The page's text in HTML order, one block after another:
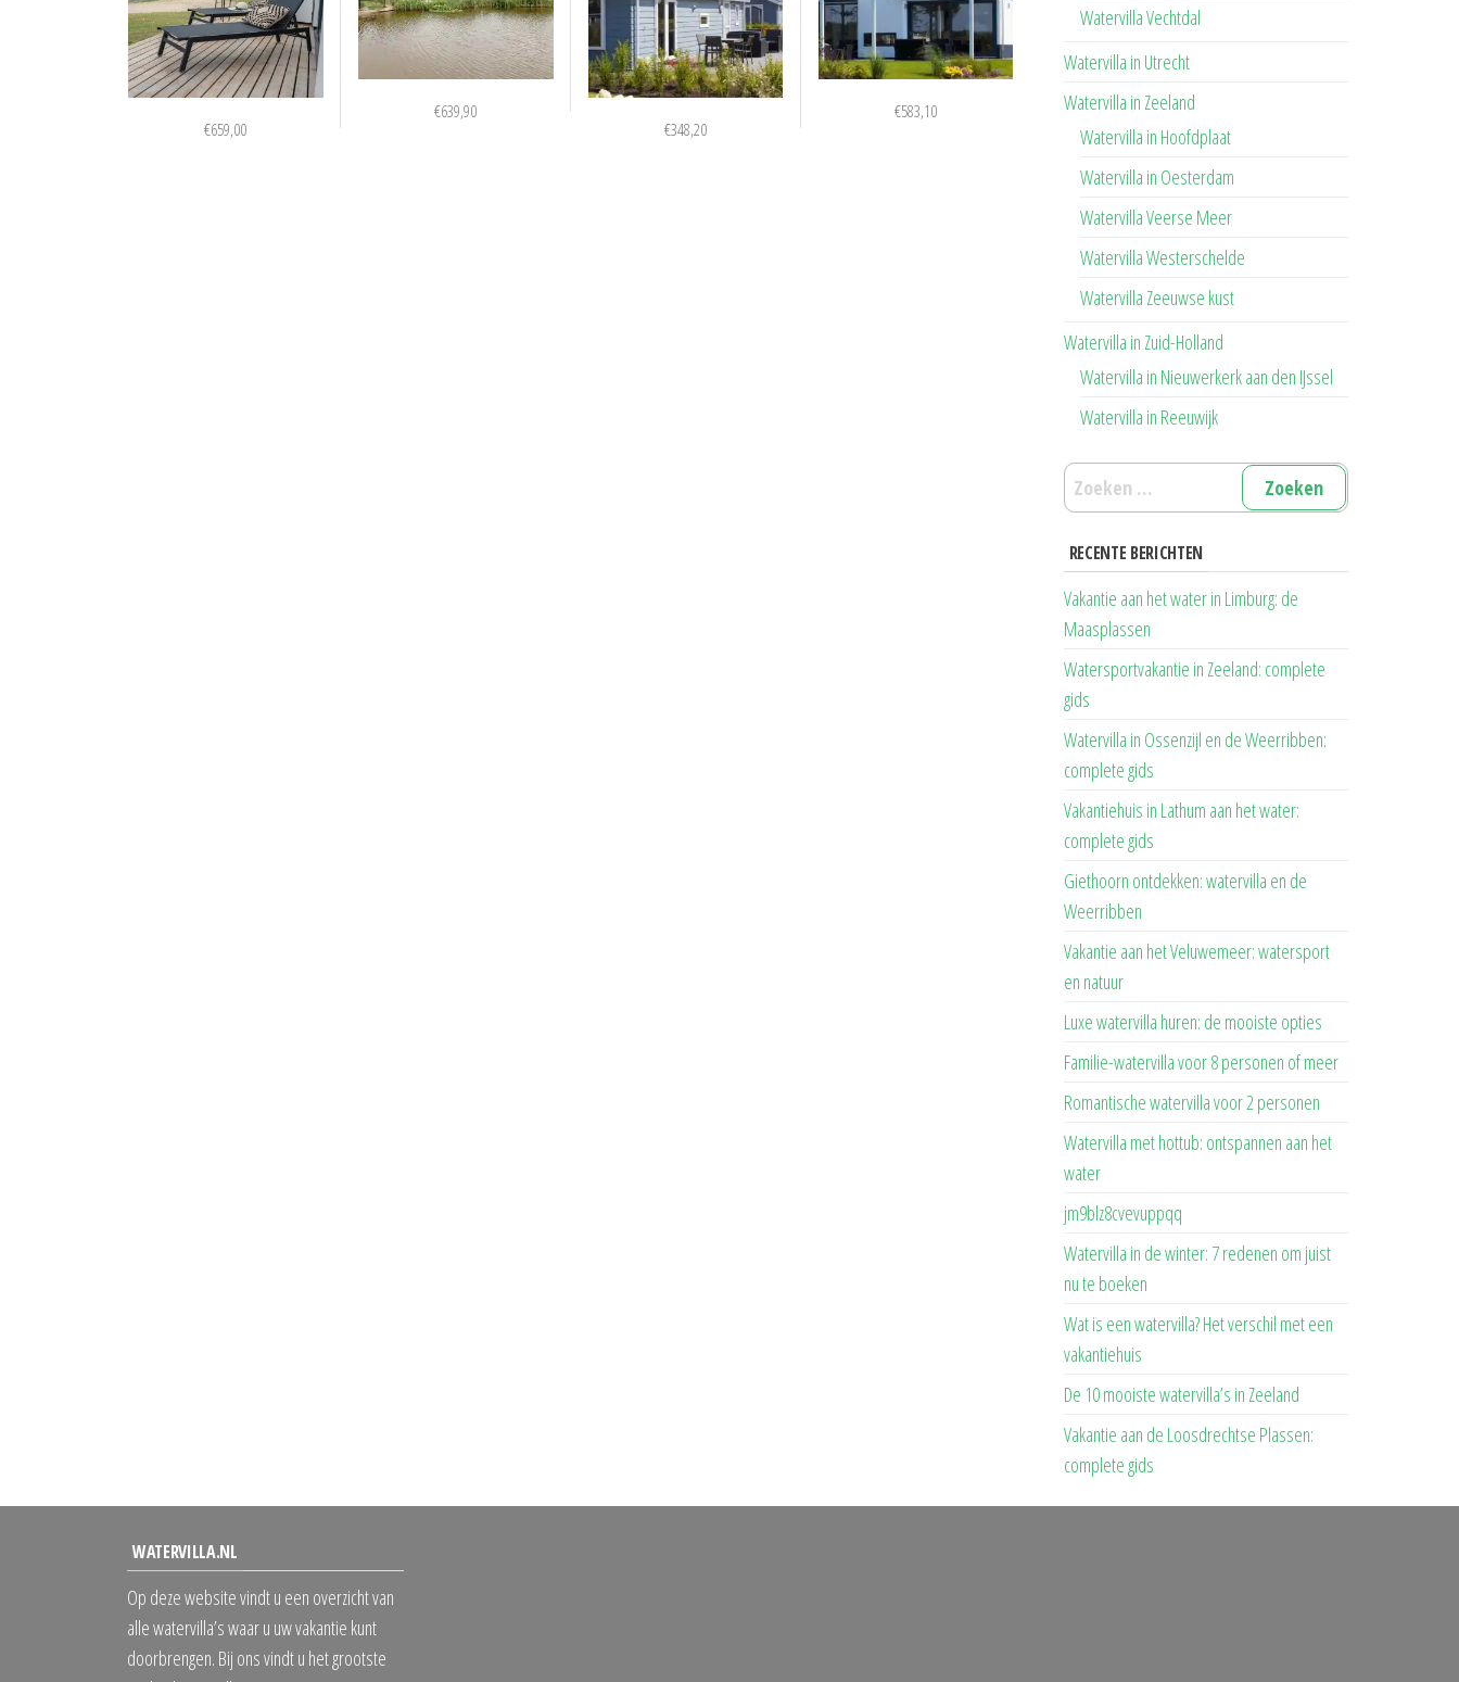
€659,00
€639,90
€348,20
€583,10
Watervilla Vechtdal
Watervilla in Utrecht
Watervilla in Zeeland
Watervilla in Hoofdplaat
Watervilla in Oesterdam
Watervilla Veerse Meer
Watervilla Westerschelde
Watervilla Zeeuwse kust
Watervilla in Zuid-Holland
Watervilla in Nieuwerkerk aan den IJssel
Watervilla in Reeuwijk
Zoeken
naar:
RECENTE BERICHTEN
Vakantie aan het water in Limburg: de
Maasplassen
Watersportvakantie in Zeeland: complete
gids
Watervilla in Ossenzijl en de Weerribben:
complete gids
Vakantiehuis in Lathum aan het water:
complete gids
Giethoorn ontdekken: watervilla en de
Weerribben
Vakantie aan het Veluwemeer: watersport
en natuur
Luxe watervilla huren: de mooiste opties
Familie-watervilla voor 8 personen of meer
Romantische watervilla voor 2 personen
Watervilla met hottub: ontspannen aan het
water
jm9blz8cvevuppqq
Watervilla in de winter: 7 redenen om juist
nu te boeken
Wat is een watervilla? Het verschil met een
vakantiehuis
De 10 mooiste watervilla’s in Zeeland
Vakantie aan de Loosdrechtse Plassen:
complete gids
WATERVILLA.NL
Op deze website vindt u een overzicht van
alle watervilla’s waar u uw vakantie kunt
doorbrengen. Bij ons vindt u het grootste